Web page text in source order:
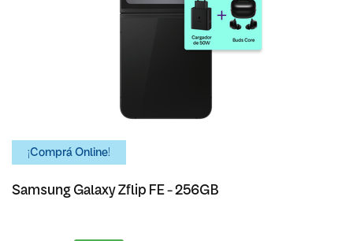
¡Comprá Online!
Samsung Galaxy Zflip FE - 256GB